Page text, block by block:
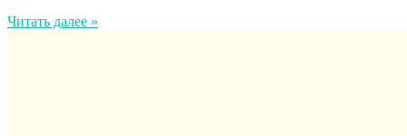
Читать далее »